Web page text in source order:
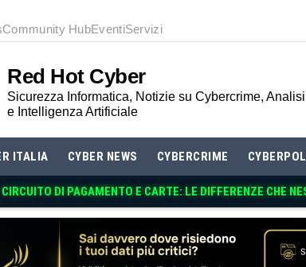
Community HubEventiServizi
Red Hot Cyber
Sicurezza Informatica, Notizie su Cybercrime,
e Intelligenza Artificiale
ITALIA CYBER NEWS CYBERCRIME
CIRCUITO DI PAGAMENTO E